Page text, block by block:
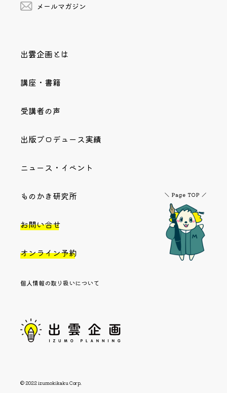
メールマガジン
出雲企画とは
講座・書籍
受講者の声
出版プロデュース実績
ニュース・イベント
ものかき研究所
お問い合せ
オンライン予約
個人情報の取り扱いについて
© 2022 izumokikaku Corp.